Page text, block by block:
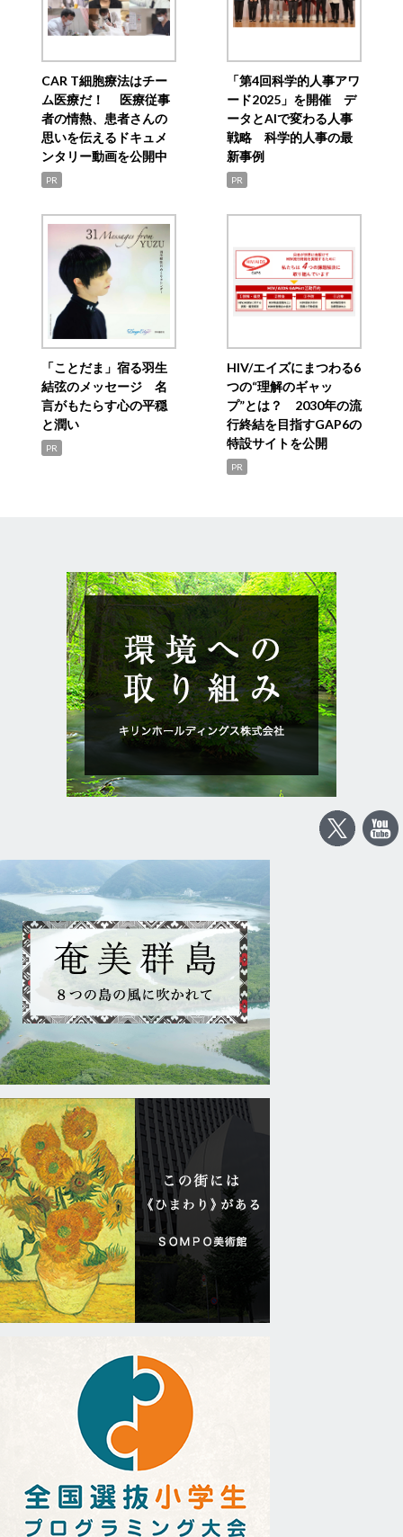
CAR T細胞療法はチー
ム医療だ！ 医療従事
者の情熱、患者さんの
思いを伝えるドキュメ
ンタリー動画を公開中
PR
「第4回科学的人事アワ
ード2025」を開催 デ
ータとAIで変わる人事
戦略 科学的人事の最
新事例
PR
「ことだま」宿る羽生
結弦のメッセージ 名
言がもたらす心の平穏
と潤い
PR
HIV/エイズにまつわる6
つの“理解のギャッ
プ”とは？ 2030年の流
行終結を目指すGAP6の
特設サイトを公開
PR